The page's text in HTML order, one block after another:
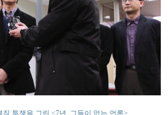
투쟁을 그린 <7년, 그들이 없는 언론>